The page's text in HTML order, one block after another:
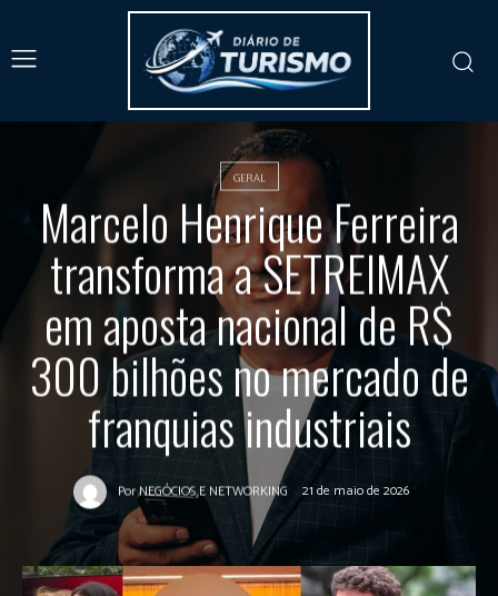
GERAL
Marcelo Henrique Ferreira
transforma a SETREIMAX
em aposta nacional de R$
300 bilhões no mercado de
franquias industriais
PorNEGÓCIOS E NETWORKING 21 de maio de 2026